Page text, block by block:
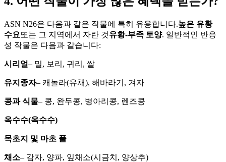
ASN N26은 다음과 같은 작물에 특히 유용합니다.높은 유황
수요 또는 그 지역에서 자란 것유황-부족 토양. 일반적인 반응
성 작물은 다음과 같습니다:
시리얼– 밀, 보리, 귀리, 쌀
유지종자– 캐놀라(유채), 해바라기, 겨자
콩과 식물– 콩, 완두콩, 병아리콩, 렌즈콩
옥수수(옥수수)
목초지 및 마초 풀
채소– 감자, 양파, 잎채소(시금치, 양상추)